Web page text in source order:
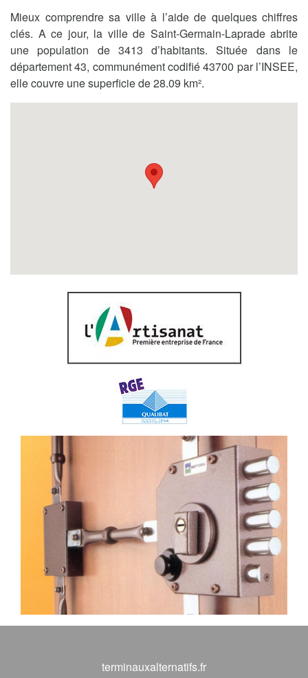
Mieux comprendre sa ville à l’aide de quelques chiffres
clés. A ce jour, la ville de Saint-Germain-Laprade abrite
une population de 3413 d’habitants. Située dans le
département 43, communément codifié 43700 par l’INSEE,
elle couvre une superficie de 28.09 km².
terminauxalternatifs.fr